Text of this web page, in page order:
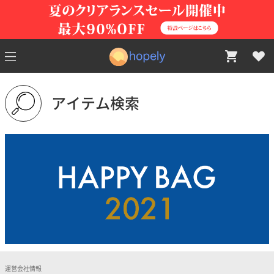
アイテム検索
運営会社情報